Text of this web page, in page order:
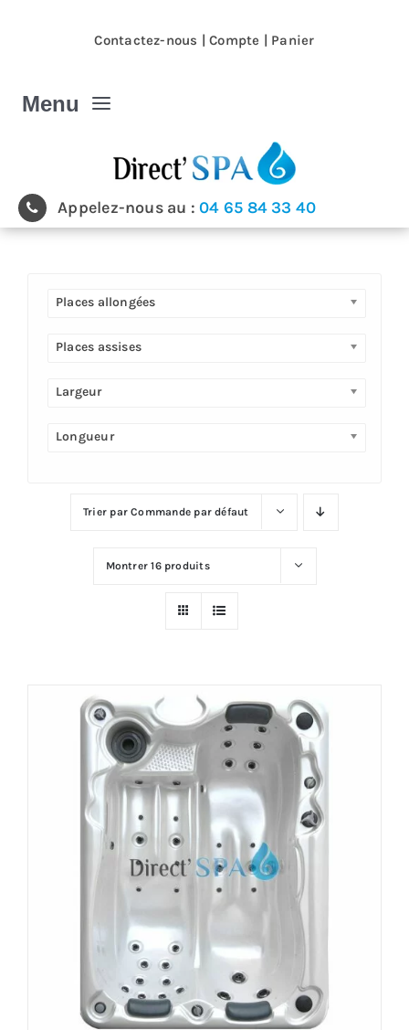
Appelez-nous au :04 65 84 33 40
Contactez-nous |Compte | Panier
Menu
Nos magasins
Spa de nage
Produits & accessoires
Places allongées
Places assises
Largeur
Longueur
Trier parCommande par défaut
Montrer16 produits